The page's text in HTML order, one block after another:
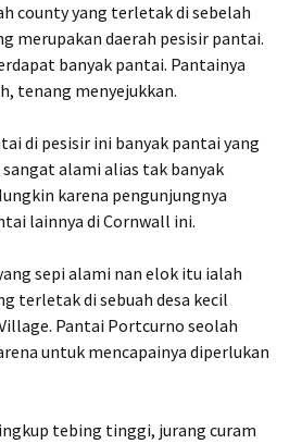
county yang terletak di sebelah
merupakan daerah pesisir pantai.
banyak pantai. Pantainya
tenang menyejukkan.
di pesisir ini banyak pantai yang
alami alias tak banyak
karena pengunjungnya
lainnya di Cornwall ini.
sepi alami nan elok itu ialah
terletak di sebuah desa kecil
Pantai Portcurno seolah
untuk mencapainya diperlukan
tebing tinggi, jurang curam